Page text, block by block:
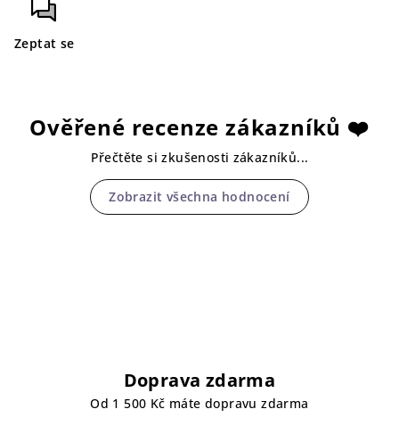
Zeptat se
Ověřené recenze zákazníků ❤️
Přečtěte si zkušenosti zákazníků...
Zobrazit všechna hodnocení
Doprava zdarma
Od 1 500 Kč máte dopravu zdarma